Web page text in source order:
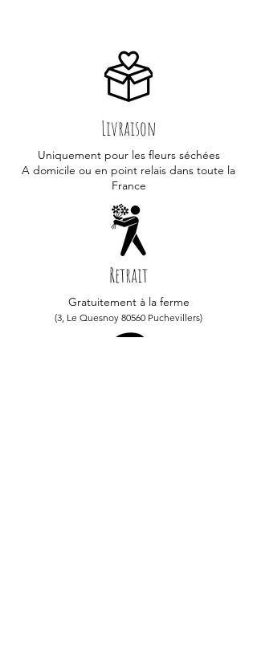
Livraison
Uniquement pour les fleurs séchées
A domicile ou en point relais dans toute la
France
Retrait
Gratuitement à la ferme
(3, Le Quesnoy 80560 Puchevillers)